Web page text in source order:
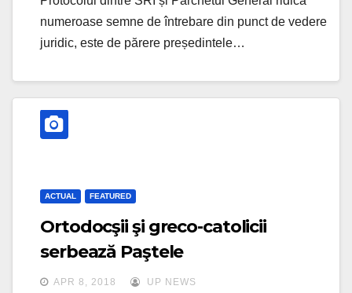
numeroase semne de întrebare din punct de vedere
juridic, este de părere președintele…
ACTUAL FEATURED
Ortodocşii şi greco-catolicii
serbează Paştele
APR 8, 2018 UP NEWS